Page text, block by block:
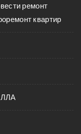
ремонт
квартир